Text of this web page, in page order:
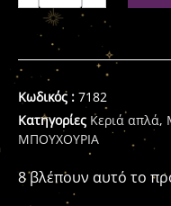
Κωδικός : 7182
Κατηγορίες Κεριά απλά,
ΜΠΟΥΧΟΥΡΙΑ
8 βλέπουν αυτό το